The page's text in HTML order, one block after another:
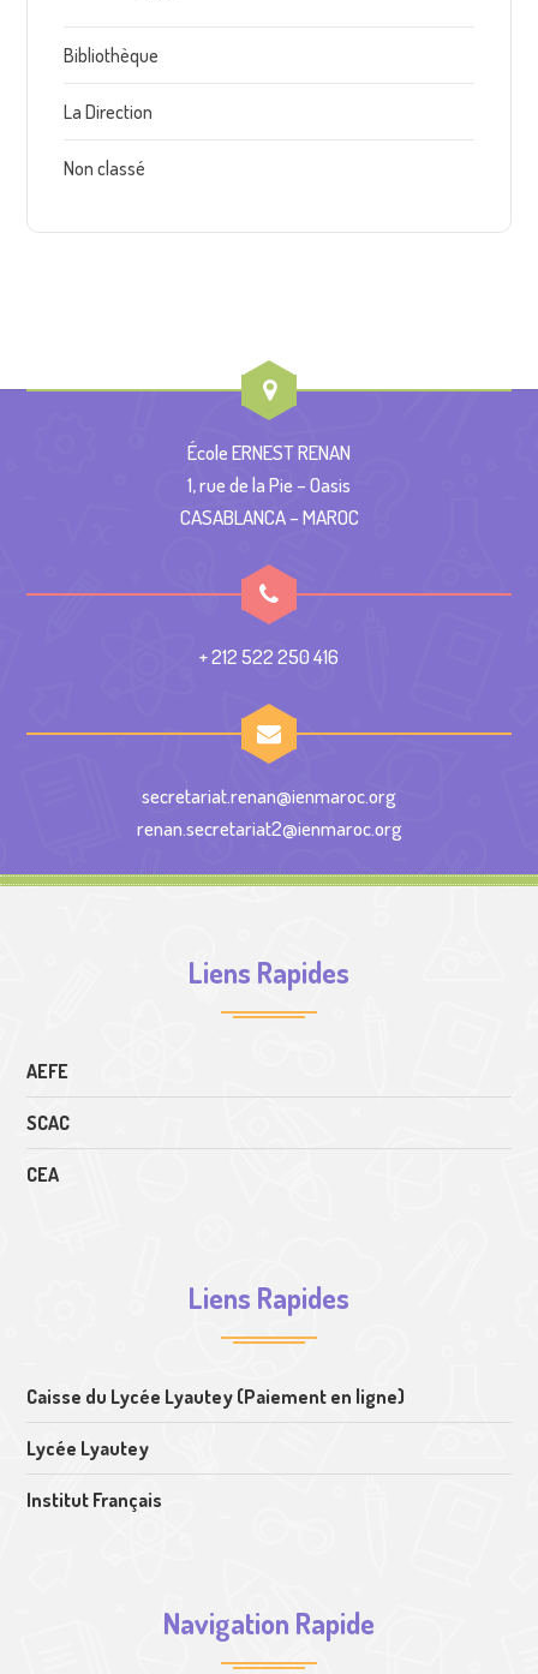
Bibliothèque
La Direction
Non classé
École ERNEST RENAN
1, rue de la Pie – Oasis
CASABLANCA – MAROC
+ 212 522 250 416
secretariat.renan@ienmaroc.org
renan.secretariat2@ienmaroc.org
Liens Rapides
AEFE
SCAC
CEA
Liens Rapides
Caisse du Lycée Lyautey (Paiement en ligne)
Lycée Lyautey
Institut Français
Navigation Rapide